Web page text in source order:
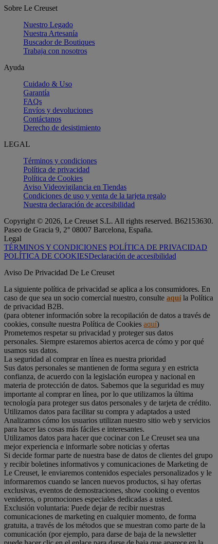
Sobre Le Creuset
Nuestro Legado
Nuestra Artesanía
Buscador de Boutiques
Trabaja con nosotros
Ayuda
Cuidado & Uso
Garantía
FAQs
Envíos y devoluciones
Contáctanos
Derecho de desistimiento
LEGAL
Términos y condiciones
Política de privacidad
Política de Cookies
Aviso Videovigilancia en Tiendas
Condiciones de uso y venta de la tarjeta regalo
Nuestra declaración de accesibilidad
Copyright © 2026, Le Creuset S.L. All rights reserved. B62153630.
Paseo de Gracia 9, 2° 08007 Barcelona, España.
Legal
TÉRMINOS Y CONDICIONES POLÍTICA DE PRIVACIDAD
POLÍTICA DE COOKIESDeclaración de accesibilidad
Aviso De Privacidad De Le Creuset
La siguiente política de privacidad se aplica a los consumidores. En
caso de que sea un socio comercial nuestro, consulte aquíla Política
de privacidad B2B.
(para obtener información sobre la recopilación de datos a través de
cookies, consulte nuestra Política de Cookies aquí)
Prometemos respetar su privacidad y proteger sus datos
personales. Siempre estaremos abiertos acerca de cómo y por qué
usamos sus datos.
La seguridad al comprar en línea es nuestra prioridad
Sus datos personales se mantienen de forma segura y en estricta
confianza, de acuerdo con la legislación europea y nacional en
materia de protección de datos. Sabemos que la seguridad es muy
importante al comprar en línea, por lo que utilizamos la última
tecnología para proteger sus datos personales y de tarjeta de crédito.
Utilizamos datos para facilitar su compra y adaptados a usted
Analizamos cómo los usuarios utilizan nuestro sitio web y servicios
para hacer las cosas más fáciles e interesantes.
Utilizamos datos para hacer que cocinar con Le Creuset sea una
mejor experiencia e informarle sobre noticias y ofertas
Si decide formar parte de nuestra base de datos de clientes del grupo
y recibir boletines informativos y comunicaciones de Marketing de
Le Creuset, le enviaremos contenidos especiales personalizados y le
informaremos cuando se lancen nuevos productos, si hay ofertas
exclusivas, eventos de demostraciones, show cooking o eventos
venideros, o promociones especiales dedicadas a usted.
Exclusión voluntaria: Puede dejar de recibir nuestras
comunicaciones de marketing en cualquier momento, de forma
gratuita, a través de los métodos que se muestran como parte de la
comunicación (por ejemplo, para darse de baja de la newsletter